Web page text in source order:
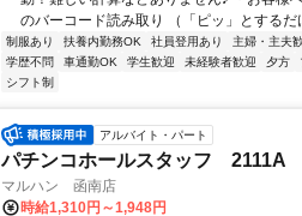
のバーコード読み取り （「ピッ」とするだ
制服あり 扶養内勤務OK 社員登用あり 主婦・主夫
学歴不問
車通勤OK 学生歓迎 未経験者歓迎 夕方
シフト制
アルバイト・パート
パチンコホールスタッフ 2111A
マルハン 函南店
時給1,310円～1,948円